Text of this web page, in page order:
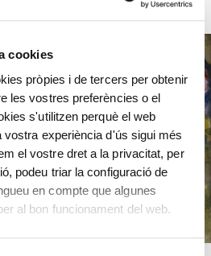
cookies
pròpies i de tercers per obtenir
les vostres preferències o el
s'utilitzen perquè el web
experiència d'ús sigui més
el vostre dret a la privacitat, per
podeu triar la configuració de
en compte que algunes
al bon funcionament del web.